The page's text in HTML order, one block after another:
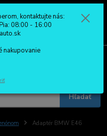
Hľadať
Adaptér BMW E46
kontaktujte nás:
08:00 - 16:00
nakupovanie